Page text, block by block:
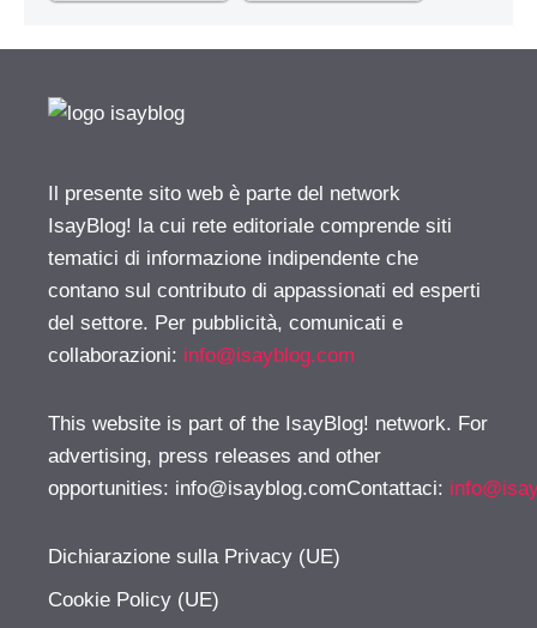
Il presente sito web è parte del network
IsayBlog! la cui rete editoriale comprende siti
tematici di informazione indipendente che
contano sul contributo di appassionati ed esperti
del settore. Per pubblicità, comunicati e
collaborazioni: info@isayblog.com
This website is part of the IsayBlog! network. For
advertising, press releases and other
opportunities: info@isayblog.comContattaci:
Dichiarazione sulla Privacy (UE)
Cookie Policy (UE)